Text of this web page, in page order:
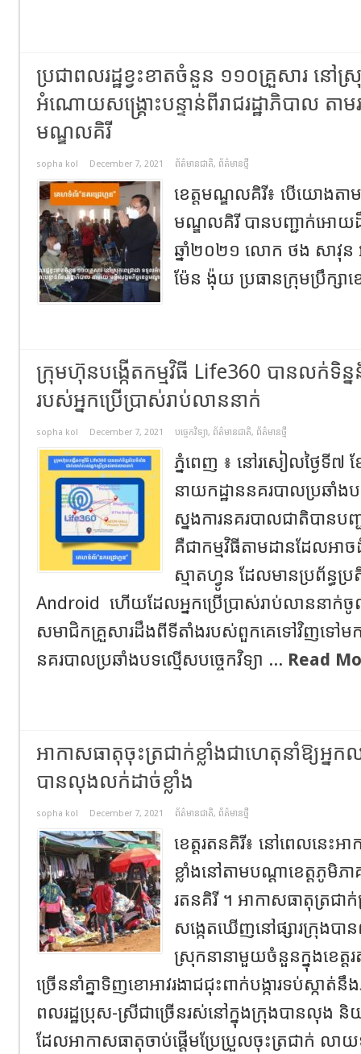
ប្រជាពលរដ្ឋខ្វះខាតចំនួន ១១០គ្រួសារ នៅស្
អំណោយសង្គ្រោះបន្ទាន់ពីរាជរដ្ឋាភិបាល តាមរ
មណ្ឌលគិរី
sopha kol December 7, 2021 ព័ត៌មានជាតិ, ព័ត៌មានថ្មី
ខេត្តមណ្ឌលគិរី៖ បើយោងតាម
មណ្ឌលគិរី បានបញ្ជាក់អោយដឹ
ឆ្នាំ២០២១ លោក ថង សាវុន
ម៉ែន ង៉ុយ ប្រធានក្រុមប្រឹក្សាខ
ក្រុមហ៊ុនបង្កើតកម្មវិធី Life360 បានលក់ទិ
របស់អ្នកប្រើប្រាស់រាប់លាននាក់
sopha kol December 7, 2021 បច្ចេកវិទ្យា, ព័ត៌មានជាតិ, ព័ត៌មានថ្មី
ភ្នំពេញ ៖ នៅរសៀលថ្ងៃទី៧ ខ
នាយកដ្ឋាននគរបាលប្រឆាំងប
ស្នងការនគរបាលជាតិបានប
គឺជាកម្មវិធីតាមដានដែលអា
ស្មាតហ្វូន ដែលមានប្រព័ន្ធប្
Android ហើយដែលអ្នកប្រើប្រាស់រាប់លាននាក់ចូល
សមាជិកគ្រួសារដឹងពីទីតាំងរបស់ពួកគេទៅវិញទៅមក
នគរបាលប្រឆាំងបទល្មើសបច្ចេកវិទ្យា ... Read
អាកាសធាតុចុះត្រជាក់ខ្លាំងជាហេតុនាំឱ្យអ្ន
បានលុងលក់ដាច់ខ្លាំង
sopha kol December 7, 2021 ព័ត៌មានជាតិ, ព័ត៌មានថ្មី
ខេត្តរតនគិរី៖ នៅពេលនេះអ
ខ្លាំងនៅតាមបណ្តាខេត្តភូមិ
រតនគិរី ។ អាកាសធាតុត្រជាក់ត្
សង្កេតឃើញនៅផ្សារក្រុងបា
ស្រុកនានាមួយចំនួនក្នុងខេត្តរ
ច្រើននាំគ្នាទិញខោអាវរងាជជុះពាក់បង្ការទប់ស្កាត់នឹ
ពលរដ្ឋប្រុស-ស្រីជាច្រើនរស់នៅក្នុងក្រុងបានលុង
ដែលអាកាសធាតុចាប់ផ្តើមប្រែប្រួលចុះត្រជាក់ ល